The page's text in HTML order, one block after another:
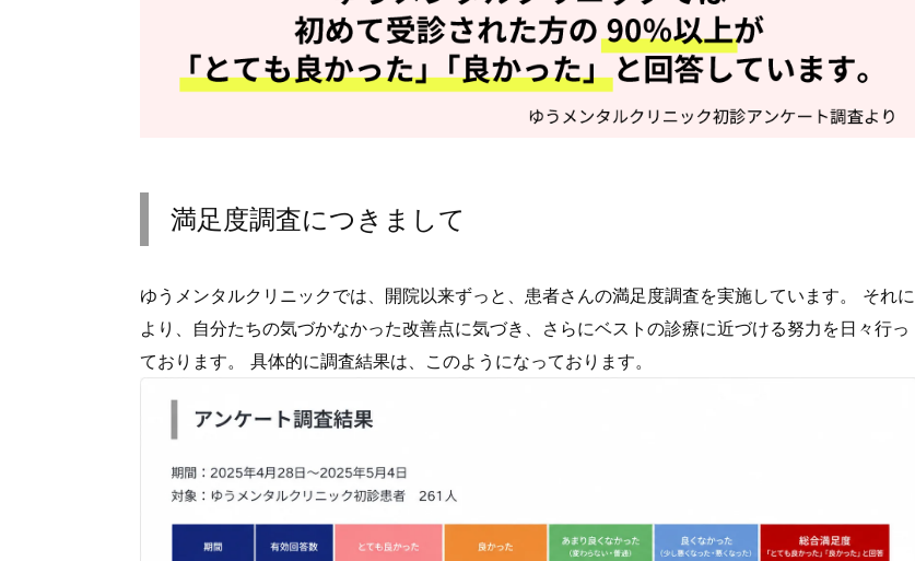
満足度調査につきまして
ゆうメンタルクリニックでは、開院以来ずっと、患者さんの満足度調査を実施しています。 それに
より、自分たちの気づかなかった改善点に気づき、さらにベストの診療に近づける努力を日々行っ
ております。 具体的に調査結果は、このようになっております。